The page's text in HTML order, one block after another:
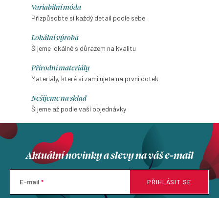
Variabilní móda
Přizpůsobte si každý detail podle sebe
Lokální výroba
Šijeme lokálně s důrazem na kvalitu
Přírodní materiály
Materiály, které si zamilujete na první dotek
Nešijeme na sklad
Šijeme až podle vaší objednávky
Aktuální novinky a slevy na váš e-mail
E-mail PŘIHLÁSIT SE